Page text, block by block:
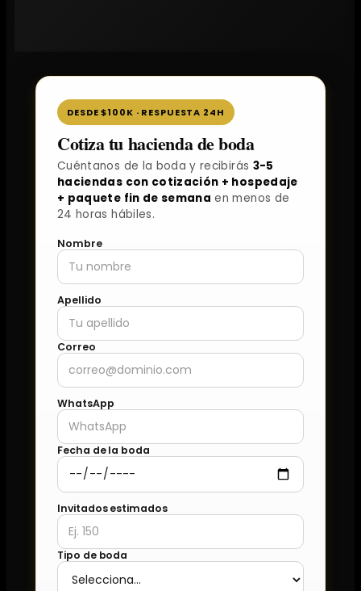
DESDE $100K · RESPUESTA 24H
Cotiza tu hacienda de boda
Cuéntanos de la boda y recibirás 3-5
haciendas con cotización + hospedaje
+ paquete fin de semana en menos de
24 horas hábiles.
Nombre
Apellido
Correo
WhatsApp
Fecha de la boda
Invitados estimados
Tipo de boda